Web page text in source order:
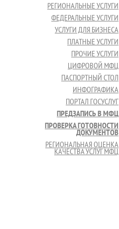
РЕГИОНАЛЬНЫЕ УСЛУГИ
ФЕДЕРАЛЬНЫЕ УСЛУГИ
УСЛУГИ ДЛЯ БИЗНЕСА
ПЛАТНЫЕ УСЛУГИ
ПРОЧИЕ УСЛУГИ
ЦИФРОВОЙ МФЦ
ПАСПОРТНЫЙ СТОЛ
ИНФОГРАФИКА
ПОРТАЛ ГОСУСЛУГ
ПРЕДЗАПИСЬ В МФЦ
ПРОВЕРКА ГОТОВНОСТИ
ДОКУМЕНТОВ
РЕГИОНАЛЬНАЯ ОЦЕНКА
КАЧЕСТВА УСЛУГ МФЦ